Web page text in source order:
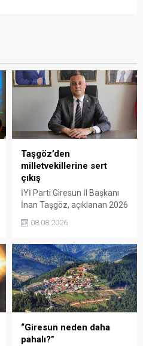
Taşgöz’den
milletvekillerine sert
çıkış
İYİ Parti Giresun İl Başkanı
İnan Taşgöz, açıklanan 2026
yılı fındık alım fiyatı
üzerinden iktidar
eleştirdi. Taşgöz, üreticinin
emeğinin karşılığını
alamadığını savunarak,
Giresun milletvekillerini
sessiz kalmakla suçladı.
08.08.2026
“Giresun neden daha
pahalı?”